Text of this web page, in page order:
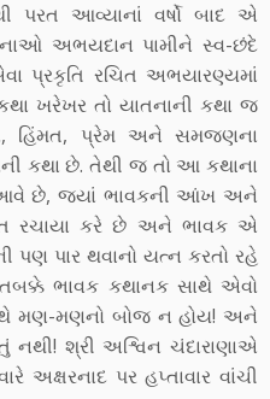
પરત આવ્યાનાં વર્ષો બાદ એ
અભયદાન પામીને સ્વ-છંદે
પ્રકૃતિ રચિત અભયારણ્યમાં
ખરેખર તો યાતનાની કથા જ
હિંમત, પ્રેમ અને સમજણના
કથા છે. તેથી જ તો આ કથાના
છે, જ્યાં ભાવકની આંખ અને
રચાયા કરે છે અને ભાવક એ
પાર થવાનો યત્ન કરતો રહે
ભાવક કથાનક સાથે એવો
મણ-મણનો બોજ ન હોય! અને
નથી! શ્રી અશ્વિન ચંદારાણાએ
અક્ષરનાદ પર હપ્તાવાર વાંચી